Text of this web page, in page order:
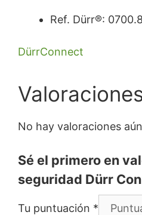
Ref. Dürr®:
DürrConnect
No hay valoraciones
Sé el primero en
seguridad Dürr
Tu puntuación *